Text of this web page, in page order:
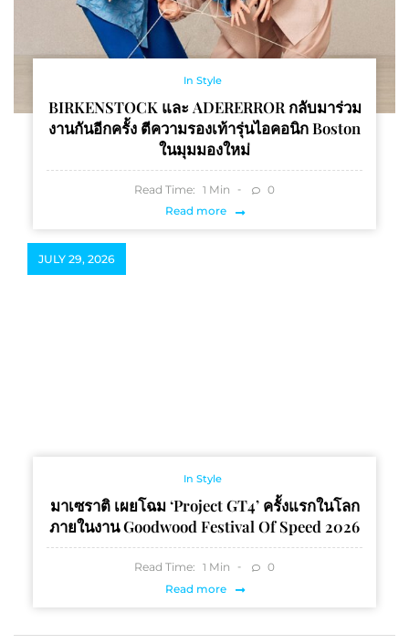
In Style
BIRKENSTOCK และ ADERERROR กลับมาร่วม
งานกันอีกครั้ง ตีความรองเท้ารุ่นไอคอนิก Boston
ในมุมมองใหม่
Read Time: 1 Min
0
Read more
JULY 29, 2026
In Style
มาเซราติ เผยโฉม ‘Project GT4’ ครั้งแรกในโลก
ภายในงาน Goodwood Festival Of Speed 2026
Read Time: 1 Min
0
Read more